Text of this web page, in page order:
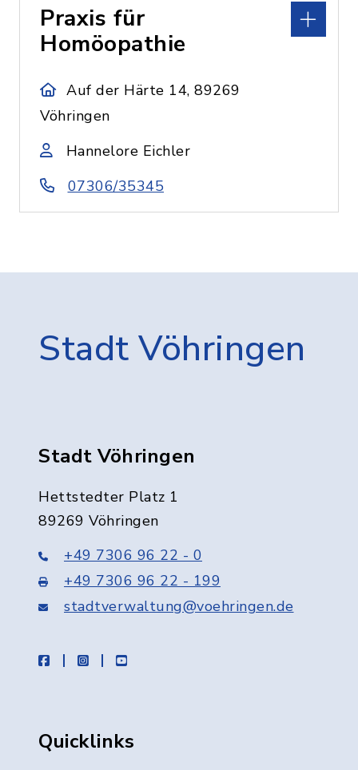
Praxis für
Homöopathie
Auf der Härte 14, 89269
Vöhringen
Hannelore Eichler
07306/35345
Stadt Vöhringen
Stadt Vöhringen
Hettstedter Platz 1
89269 Vöhringen
+49 7306 96 22 - 0
+49 7306 96 22 - 199
stadtverwaltung@voehringen.de
facebookinstagramyoutube
Quicklinks